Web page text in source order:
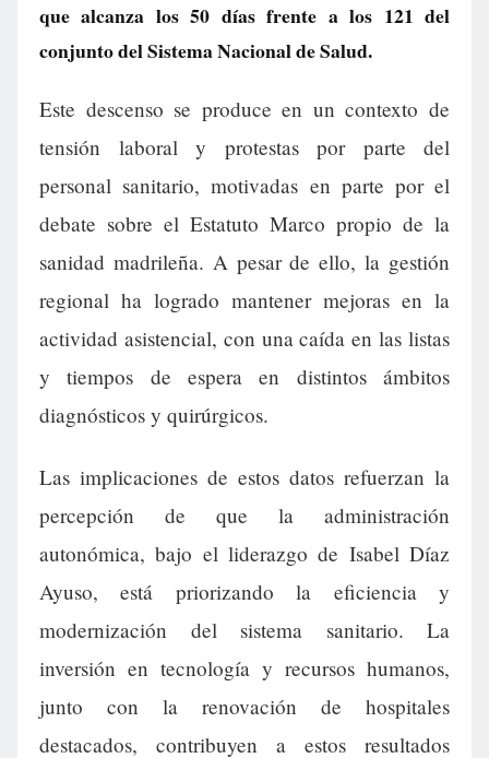
que alcanza los 50 días frente a los 121 del
conjunto del Sistema Nacional de Salud.
Este descenso se produce en un contexto de
tensión laboral y protestas por parte del
personal sanitario, motivadas en parte por el
debate sobre el Estatuto Marco propio de la
sanidad madrileña. A pesar de ello, la gestión
regional ha logrado mantener mejoras en la
actividad asistencial, con una caída en las listas
y tiempos de espera en distintos ámbitos
diagnósticos y quirúrgicos.
Las implicaciones de estos datos refuerzan la
percepción de que la administración
autonómica, bajo el liderazgo de Isabel Díaz
Ayuso, está priorizando la eficiencia y
modernización del sistema sanitario. La
inversión en tecnología y recursos humanos,
junto con la renovación de hospitales
destacados, contribuyen a estos resultados